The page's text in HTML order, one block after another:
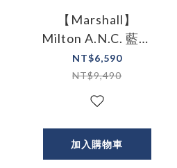
【Marshall】
Milton A.N.C. 藍牙
耳罩式抗噪耳機 - 經
典黑
NT$6,590
NT$9,490
加入購物車